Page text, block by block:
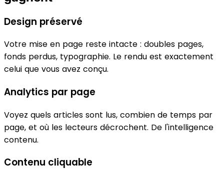
Design préservé
Votre mise en page reste intacte : doubles pages,
fonds perdus, typographie. Le rendu est exactement
celui que vous avez conçu.
Analytics par page
Voyez quels articles sont lus, combien de temps par
page, et où les lecteurs décrochent. De l'intelligence
contenu.
Contenu cliquable